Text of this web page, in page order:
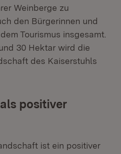
Weinberge zu
den Bürgerinnen und
Tourismus insgesamt.
30 Hektar wird die
des Kaiserstuhls
positiver
ist ein positiver